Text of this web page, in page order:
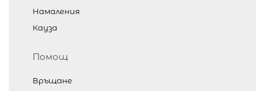
Намаления
Кауза
Помощ
Връщане